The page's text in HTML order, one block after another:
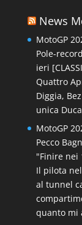
News
MotoGP
Pole-
ieri
Quattro
Diggia,
unica
MotoGP
Pecco
"Finire nei
Il pilota
al tunnel
quanto mi